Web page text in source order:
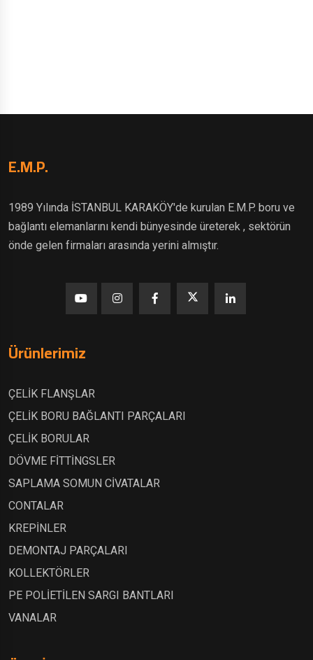
E.M.P.
1989 Yılında İSTANBUL KARAKÖY'de kurulan E.M.P. boru ve
bağlantı elemanlarını kendi bünyesinde üreterek , sektörün
önde gelen firmaları arasında yerini almıştır.
Ürünlerimiz
ÇELİK FLANŞLAR
ÇELİK BORU BAĞLANTI PARÇALARI
ÇELİK BORULAR
DÖVME FİTTİNGSLER
SAPLAMA SOMUN CİVATALAR
CONTALAR
KREPİNLER
DEMONTAJ PARÇALARI
KOLLEKTÖRLER
PE POLİETİLEN SARGI BANTLARI
VANALAR